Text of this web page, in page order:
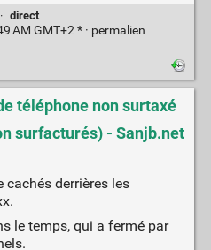
· direct
AM GMT+2 * · permalien
téléphone non surtaxé
surfacturés) - Sanjb.net
cachés derrières les
le temps, qui a fermé par